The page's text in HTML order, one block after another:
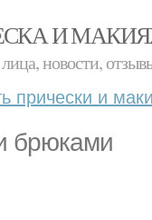
И
новости,
прически и
брюками